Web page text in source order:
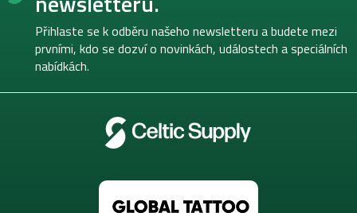
Přihlaste se k odběru našeho newsletteru a budete mezi
prvními, kdo se dozví o novinkách, událostech a speciálních
nabídkách.